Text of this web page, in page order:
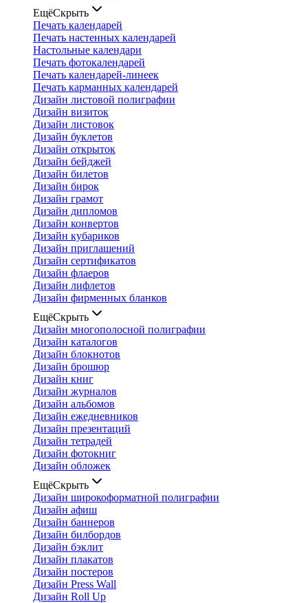
ЕщёСкрыть
Печать календарей
Печать настенных календарей
Настольные календари
Печать фотокалендарей
Печать календарей-линеек
Печать карманных календарей
Дизайн листовой полиграфии
Дизайн визиток
Дизайн листовок
Дизайн буклетов
Дизайн открыток
Дизайн бейджей
Дизайн билетов
Дизайн бирок
Дизайн грамот
Дизайн дипломов
Дизайн конвертов
Дизайн кубариков
Дизайн приглашений
Дизайн сертификатов
Дизайн флаеров
Дизайн лифлетов
Дизайн фирменных бланков
ЕщёСкрыть
Дизайн многополосной полиграфии
Дизайн каталогов
Дизайн блокнотов
Дизайн брошюр
Дизайн книг
Дизайн журналов
Дизайн альбомов
Дизайн ежедневников
Дизайн презентаций
Дизайн тетрадей
Дизайн фотокниг
Дизайн обложек
ЕщёСкрыть
Дизайн широкоформатной полиграфии
Дизайн афиш
Дизайн баннеров
Дизайн билбордов
Дизайн бэклит
Дизайн плакатов
Дизайн постеров
Дизайн Press Wall
Дизайн Roll Up